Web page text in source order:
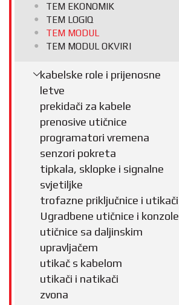
TEM EKONOMIK
TEM LOGIQ
TEM MODUL
TEM MODUL OKVIRI
kabelske role i prijenosne
letve
prekidači za kabele
prenosive utičnice
programatori vremena
senzori pokreta
tipkala, sklopke i signalne
svjetiljke
trofazne priključnice i utikači
Ugradbene utičnice i konzole
utičnice sa daljinskim
upravljačem
utikač s kabelom
utikači i natikači
zvona